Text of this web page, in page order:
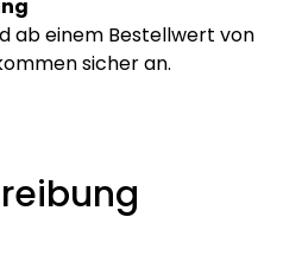
ab einem Bestellwert von
sicher an.